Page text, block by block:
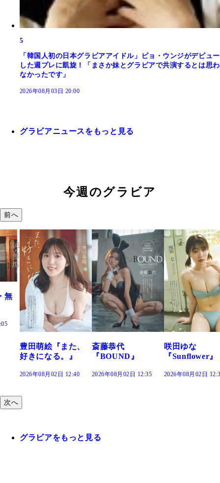
5
「韓国人初の日本グラビアアイドル」ピョ・ウンジがデビュー
した週プレに凱旋！「まさか妹とグラビアで共演するとは思わ
なかったです」
2026年08月03日 20:00
グラビアニュースをもっと見る
今週のグラビア
前へ
斎藤恭代
『BOUND』
2026年08月02日 12:35
咲田ゆな
『Sunflower』
2026年08月02日 12:30
藤水咲桜『花
だまり』
2026年08月02日
次へ
グラビアをもっと見る